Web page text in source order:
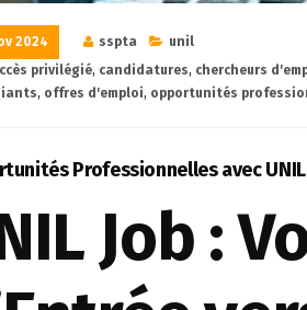
2024 sspta
unil
privilégié, candidatures, chercheurs
, offres d'emploi, opportunités
Professionnelles avec
Job :